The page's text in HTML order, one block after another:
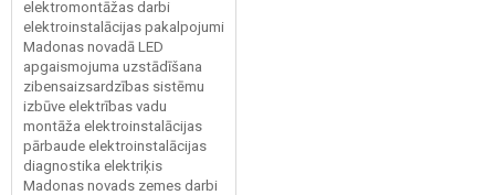
elektromontāžas darbi
elektroinstalācijas pakalpojumi
Madonas novadā LED
apgaismojuma uzstādīšana
zibensaizsardzības sistēmu
izbūve elektrības vadu
montāža elektroinstalācijas
pārbaude elektroinstalācijas
diagnostika elektriķis
Madonas novads zemes darbi